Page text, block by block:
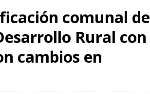
comunal de
Rural con
cambios en